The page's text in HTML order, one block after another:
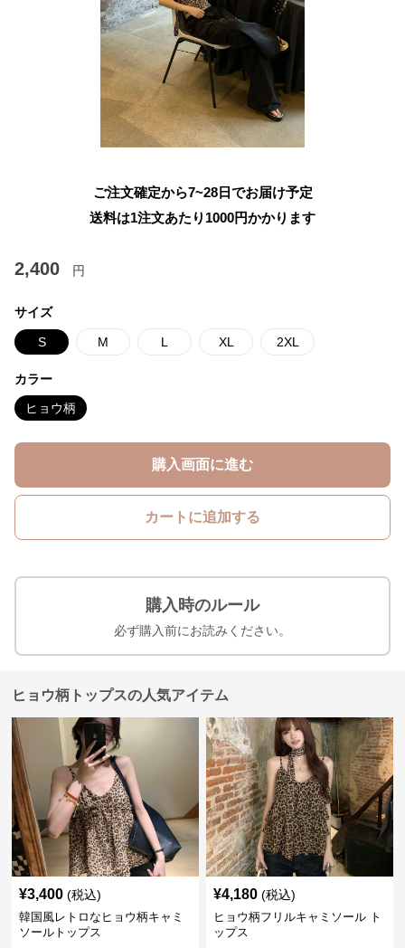
ご注文確定から7~28日でお届け予定
送料は1注文あたり 1000円かかります
2,400 円
サイズ
S M L XL 2XL
カラー
ヒョウ柄
購入画面に進む
カートに追加する
購入時のルール
必ず購入前にお読みください。
ヒョウ柄トップスの人気アイテム
¥3,400 (税込)
韓国風レトロなヒョウ柄キャミ
ソールトップス
¥4,180 (税込)
ヒョウ柄フリルキャミソール ト
ップス